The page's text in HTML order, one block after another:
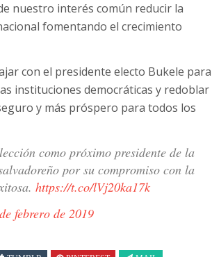
nuestro interés común reducir la
fomentando el crecimiento
con el presidente electo Bukele para
instituciones democráticas y redoblar
y más próspero para todos los
como próximo presidente de la
por su compromiso con la
https://t.co/lVj20ka17k
febrero de 2019